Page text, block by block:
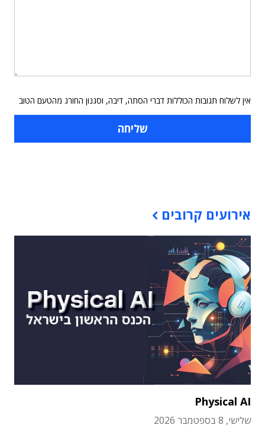
אין לשלוח תגובות הכוללות דברי הסתה, דיבה, וסגנון החורג מהטעם הטוב
אירועים קרובים
Physical AI
שלישי, 8 בספטמבר 2026